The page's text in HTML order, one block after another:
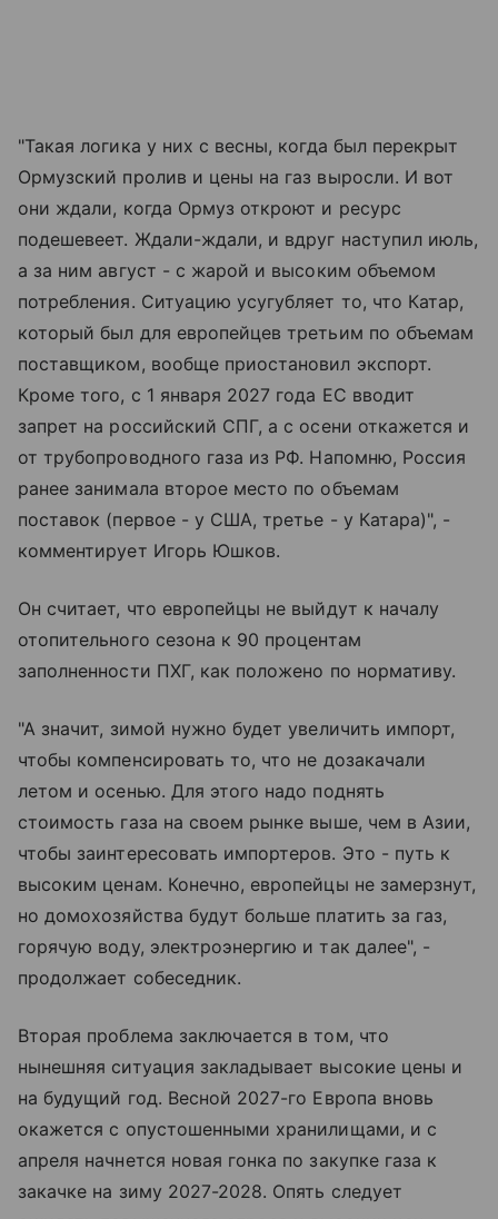
"Такая логика у них с весны, когда был перекрыт
Ормузский пролив и цены на газ выросли. И вот
они ждали, когда Ормуз откроют и ресурс
подешевеет. Ждали-ждали, и вдруг наступил июль,
а за ним август - с жарой и высоким объемом
потребления. Ситуацию усугубляет то, что Катар,
который был для европейцев третьим по объемам
поставщиком, вообще приостановил экспорт.
Кроме того, с 1 января 2027 года ЕС вводит
запрет на российский СПГ, а с осени откажется и
от трубопроводного газа из РФ. Напомню, Россия
ранее занимала второе место по объемам
поставок (первое - у США, третье - у Катара)", -
комментирует Игорь Юшков.
Он считает, что европейцы не выйдут к началу
отопительного сезона к 90 процентам
заполненности ПХГ, как положено по нормативу.
"А значит, зимой нужно будет увеличить импорт,
чтобы компенсировать то, что не дозакачали
летом и осенью. Для этого надо поднять
стоимость газа на своем рынке выше, чем в Азии,
чтобы заинтересовать импортеров. Это - путь к
высоким ценам. Конечно, европейцы не замерзнут,
но домохозяйства будут больше платить за газ,
горячую воду, электроэнергию и так далее", -
продолжает собеседник.
Вторая проблема заключается в том, что
нынешняя ситуация закладывает высокие цены и
на будущий год. Весной 2027-го Европа вновь
окажется с опустошенными хранилищами, и с
апреля начнется новая гонка по закупке газа к
закачке на зиму 2027-2028. Опять следует